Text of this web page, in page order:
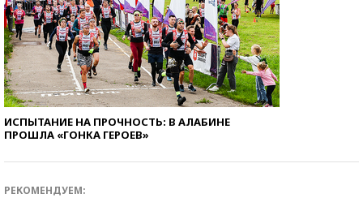
ИСПЫТАНИЕ НА ПРОЧНОСТЬ: В АЛАБИНЕ
ПРОШЛА «ГОНКА ГЕРОЕВ»
РЕКОМЕНДУЕМ: